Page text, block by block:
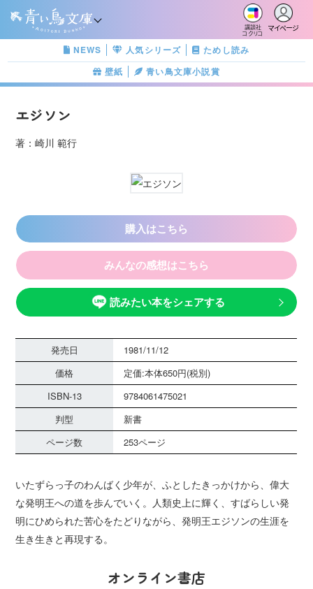
講談社
コクリコ
マイページ
NEWS 人気シリーズ
ためし読み
壁紙
青い鳥文庫小説賞
エジソン
著：崎川 範行
購入はこちら
みんなの感想はこちら
読みたい本をシェアする
発売日
1981/11/12
価格
定価:本体650円(税別)
ISBN-13
9784061475021
判型
新書
ページ数
253ページ
いたずらっ子のわんばく少年が、ふとしたきっかけから、偉大
な発明王への道を歩んでいく。人類史上に輝く、すばらしい発
明にひめられた苦心をたどりながら、発明王エジソンの生涯を
生き生きと再現する。
オンライン書店